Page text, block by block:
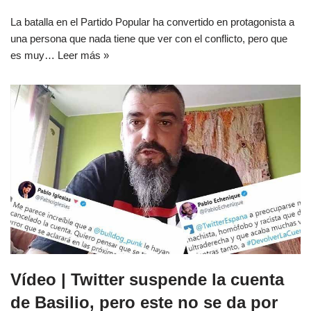
La batalla en el Partido Popular ha convertido en protagonista a
una persona que nada tiene que ver con el conflicto, pero que
es muy… Leer más »
Vídeo | Twitter suspende la cuenta
de Basilio, pero este no se da por